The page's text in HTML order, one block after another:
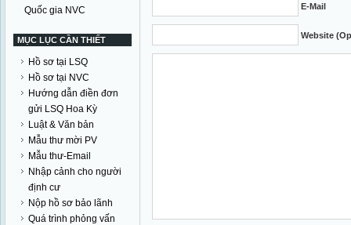
Quốc gia NVC
MỤC LỤC CẦN THIẾT
Hồ sơ tại LSQ
Hồ sơ tại NVC
Hướng dẫn điền đơn
gửi LSQ Hoa Kỳ
Luật & Văn bản
Mẫu thư mời PV
Mẫu thư-Email
Nhập cảnh cho người
định cư
Nộp hồ sơ bảo lãnh
Quá trình phỏng vấn
E-Mail
Website